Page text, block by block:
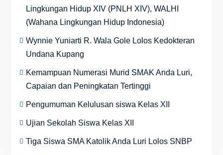
Lingkungan Hidup XIV (PNLH XIV), WALHI
(Wahana Lingkungan Hidup Indonesia)
Wynnie Yuniarti R. Wala Gole Lolos Kedokteran
Undana Kupang
Kemampuan Numerasi Murid SMAK Anda Luri,
Capaian dan Peningkatan Tertinggi
Pengumuman Kelulusan siswa Kelas XII
Ujian Sekolah Siswa Kelas XII
Tiga Siswa SMA Katolik Anda Luri Lolos SNBP